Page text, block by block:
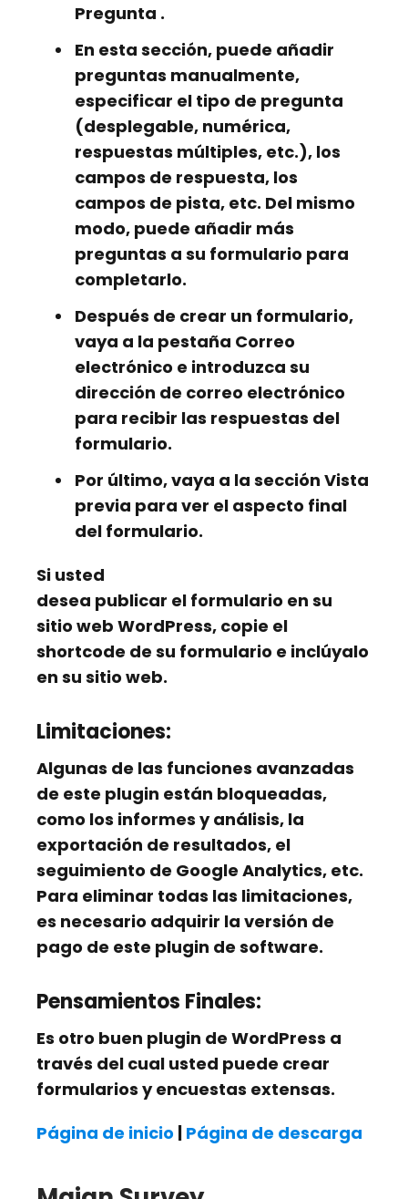
Pregunta .
En esta sección, puede añadir
preguntas manualmente,
especificar el tipo de pregunta
(desplegable, numérica,
respuestas múltiples, etc.), los
campos de respuesta, los
campos de pista, etc. Del mismo
modo, puede añadir más
preguntas a su formulario para
completarlo.
Después de crear un formulario,
vaya a la pestaña Correo
electrónico e introduzca su
dirección de correo electrónico
para recibir las respuestas del
formulario.
Por último, vaya a la sección Vista
previa para ver el aspecto final
del formulario.
Si usted
desea publicar el formulario en su
sitio web WordPress, copie el
shortcode de su formulario e inclúyalo
en su sitio web.
Limitaciones:
Algunas de las funciones avanzadas
de este plugin están bloqueadas,
como los informes y análisis, la
exportación de resultados, el
seguimiento de Google Analytics, etc.
Para eliminar todas las limitaciones,
es necesario adquirir la versión de
pago de este plugin de software.
Pensamientos Finales:
Es otro buen plugin de WordPress a
través del cual usted puede crear
formularios y encuestas extensas.
Página de inicio | Página de descarga